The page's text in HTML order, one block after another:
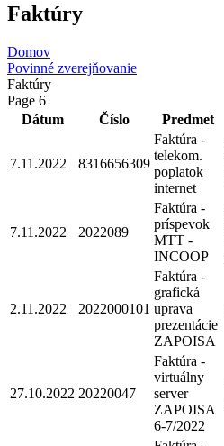
Faktúry
Domov
Povinné zverejňovanie
Faktúry
Page 6
Dátum
Číslo Predmet
7.11.2022 8316656309
Faktúra -
telekom.
poplatok
internet
7.11.2022 2022089
Faktúra -
príspevok
MTT -
INCOOP
2.11.2022 2022000101
Faktúra -
grafická
uprava
prezentácie
ZAPOISA
27.10.2022 20220047
Faktúra -
virtuálny
server
ZAPOISA
6-7/2022